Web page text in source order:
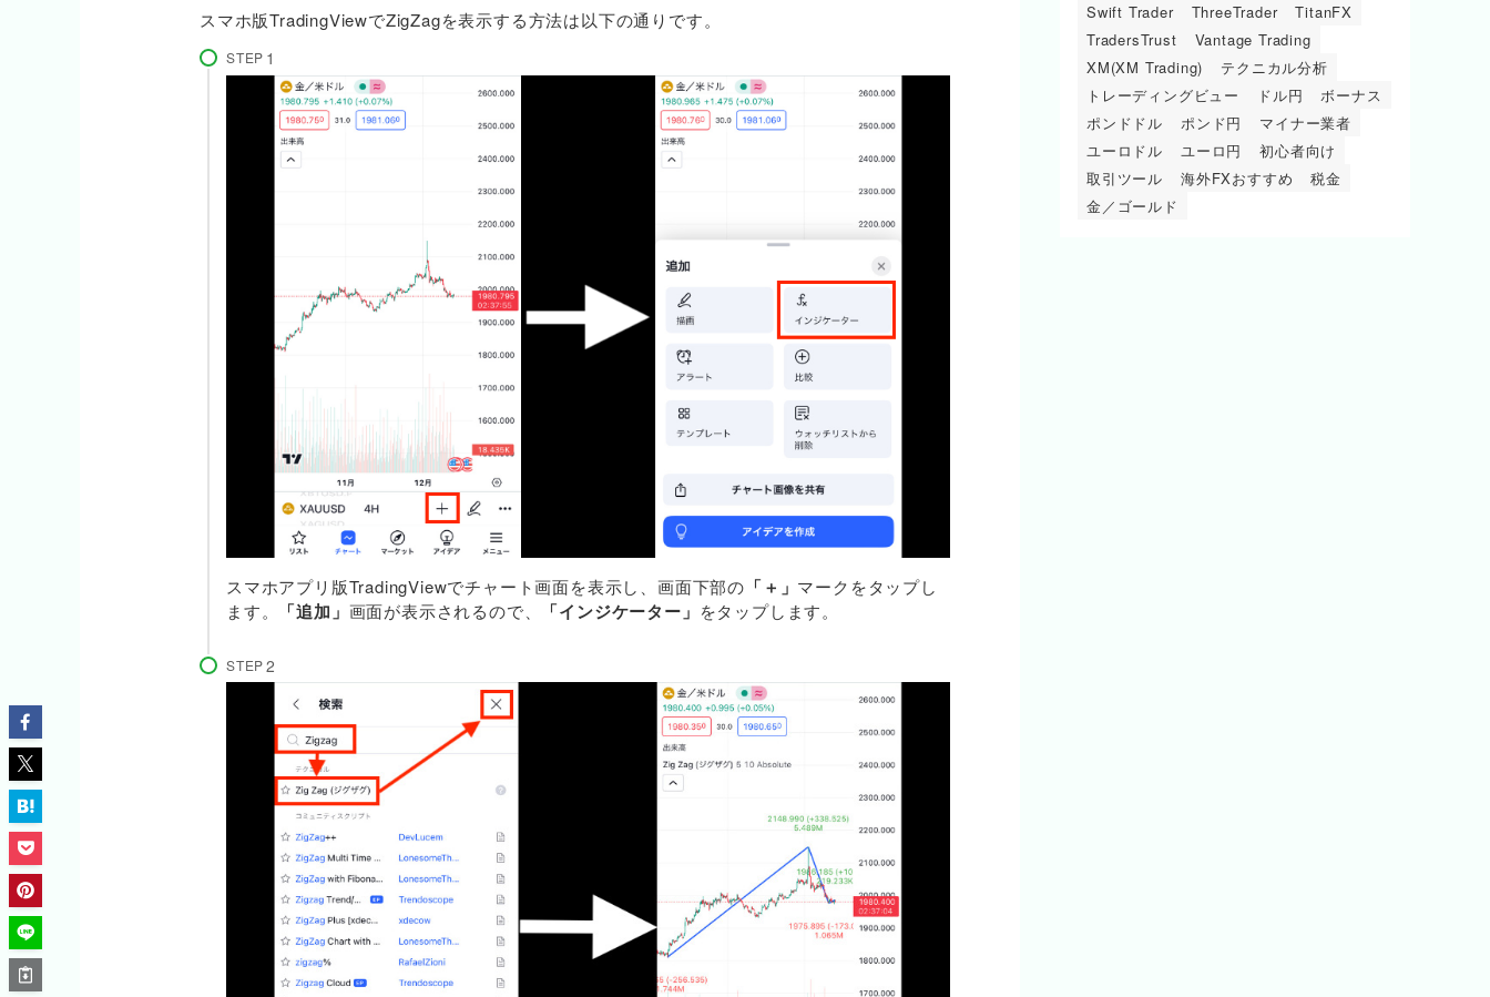
スマホ版TradingViewでZigZagを表示する方法は以下の通りです。
STEP
スマホアプリ版TradingViewでチャート画面を表示し、画面下部の 「＋」 マークをタップし
ます。
「追加」 画面が表示されるので、 「インジケーター」 をタップします。
STEP
Swift Trader
ThreeTrader
TitanFX
TradersTrust
Vantage Trading
XM(XM Trading)
テクニカル分析
トレーディングビュー
ドル円
ボーナス
ポンドドル
ポンド円
マイナー業者
ユーロドル
ユーロ円
初心者向け
取引ツール
海外FXおすすめ
税金
金／ゴールド